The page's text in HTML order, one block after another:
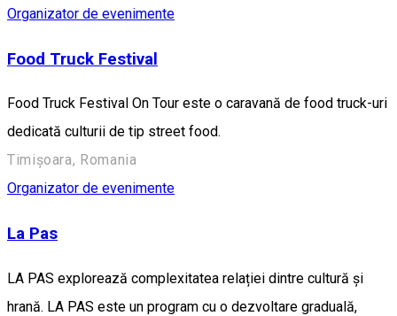
Organizator de evenimente
Food Truck Festival
Food Truck Festival On Tour este o caravană de food truck-uri
dedicată culturii de tip street food.
Timișoara, Romania
Organizator de evenimente
La Pas
LA PAS explorează complexitatea relației dintre cultură și
hrană. LA PAS este un program cu o dezvoltare graduală,